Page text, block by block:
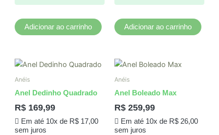
Adicionar ao carrinho Adicionar ao carrinho
Anéis
Anel Dedinho Quadrado
R$ 169,99
Em até 10x de R$17,00
sem juros
Anéis
Anel Boleado Max
R$ 259,99
Em até 10x de R$26,00
sem juros
Este
As